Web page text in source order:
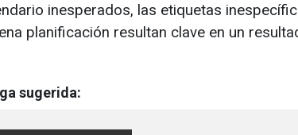
inesperados, las etiquetas
planificación resultan clave en un
sugerida: